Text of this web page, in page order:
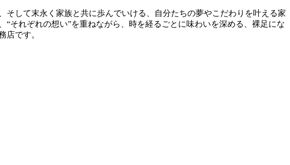
して末永く家族と共に歩んでいける、自分たちの夢やこだわりを叶える家
それぞれの想い”を重ねながら、時を経るごとに味わいを深める、裸足にな
店です。